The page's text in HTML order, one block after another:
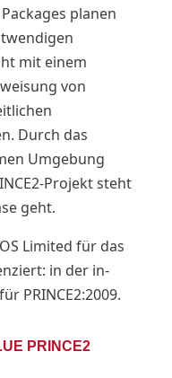
planen
mit einem
von
Durch das
Umgebung
Projekt steht
geht.
Limited für das
in der in-
PRINCE2:2009.
PRINCE2